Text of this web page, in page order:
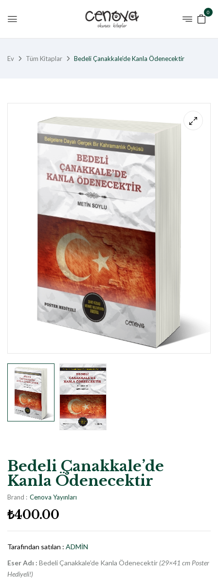
0
Ev Tüm Kitaplar Bedeli Çanakkale’de Kanla Ödenecektir
Bedeli Çanakkale’de
Kanla Ödenecektir
Brand : Cenova Yayınları
₺400.00
Tarafından satılan : ADMIN
Eser Adı : Bedeli Çanakkale’de Kanla Ödenecektir (29×41 cm Poster
Hediyeli!)